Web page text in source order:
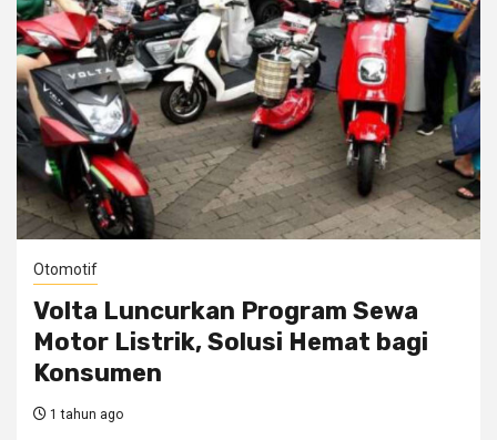
Otomotif
Volta Luncurkan Program Sewa
Motor Listrik, Solusi Hemat bagi
Konsumen
1 tahun ago